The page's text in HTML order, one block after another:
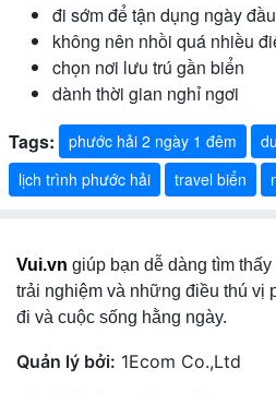
đi sớm để tận dụng ngày đầu
không nên nhồi quá nhiều
chọn nơi lưu trú gần biển
dành thời gian nghỉ ngơi
Tags:
phước hải 2 ngày 1 đêm
lịch trình phước hải
travel biển
Vui.vn giúp bạn dễ dàng tìm
trải nghiệm và những điều thú vị
đi và cuộc sống hằng ngày.
Quản lý bởi: 1Ecom Co.,Ltd